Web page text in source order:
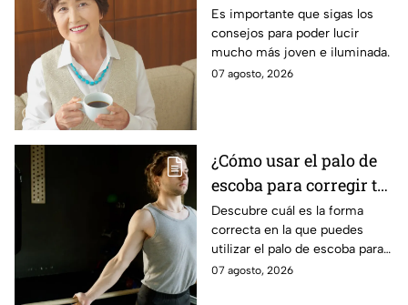
hacen parecer mucho
mayor
Es importante que sigas los
consejos para poder lucir
mucho más joven e iluminada.
07 agosto, 2026
¿Cómo usar el palo de
escoba para corregir tu
postura y eliminar la
joroba?
Descubre cuál es la forma
correcta en la que puedes
utilizar el palo de escoba para
corregir completamente tu
07 agosto, 2026